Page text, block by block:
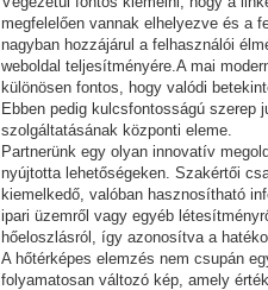
megfelelően vannak elhelyezve és a
nagyban hozzájárul a felhasználói
weboldal teljesítményére.A mai
különösen fontos, hogy valódi
Ebben pedig kulcsfontosságú szerep
szolgáltatásának központi eleme.
Partnerünk egy olyan innovatív
nyújtotta lehetőségeken. Szakértői
kiemelkedő, valóban hasznosítható
ipari üzemről vagy egyéb
hőeloszlásról, így azonosítva a
A hőtérképes elemzés nem csupán
folyamatosan változó kép, amely